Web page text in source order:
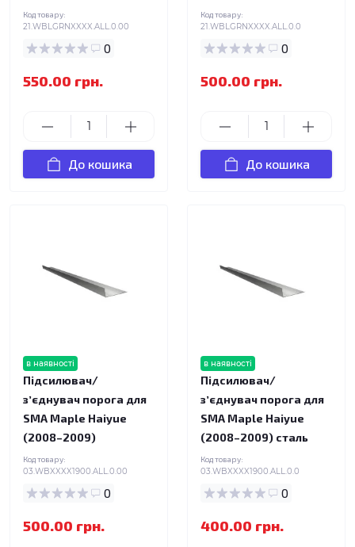
Код товару:
21.WBLGRNXXXX.ALL.0.00
0
550.00 грн.
До кошика
Код товару:
21.WBLGRNXXXX.ALL.0.0
0
500.00 грн.
До кошика
в наявності
Підсилювач/
зʼєднувач порога для
SMA Maple Haiyue
(2008–2009)
Код товару:
03.WBXXXX1900.ALL.0.00
0
500.00 грн.
в наявності
Підсилювач/
зʼєднувач порога для
SMA Maple Haiyue
(2008–2009) сталь
Код товару:
03.WBXXXX1900.ALL.0.0
0
400.00 грн.